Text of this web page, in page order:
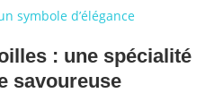
symbole d’élégance
: une spécialité
savoureuse